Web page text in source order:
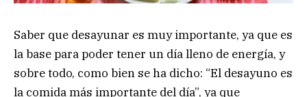
Saber que desayunar es muy importante, ya que es
la base para poder tener un día lleno de energía, y
sobre todo, como bien se ha dicho: “El desayuno es
la comida más importante del día”, ya que